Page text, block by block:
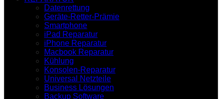
Datenrettung
Geräte-Retter-Prämie
Smartphone
iPad Reparatur
iPhone Reparatur
Macbook Reparatur
Kühlung
Konsolen-Reparatur
Universal Netzteile
Business Lösungen
Backup Software